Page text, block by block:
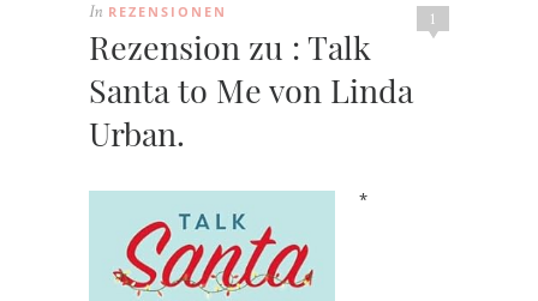
1
In REZENSIONEN
Rezension zu : Talk
Santa to Me von Linda
Urban.
*